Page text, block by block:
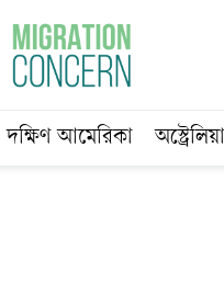
দক্ষিণ আমেরিকা অস্ট্রেলিয়া